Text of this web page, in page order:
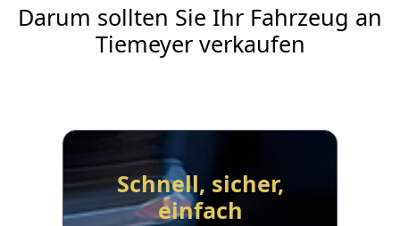
Darum sollten Sie Ihr Fahrzeug an
Tiemeyer verkaufen
Schnell, sicher,
einfach